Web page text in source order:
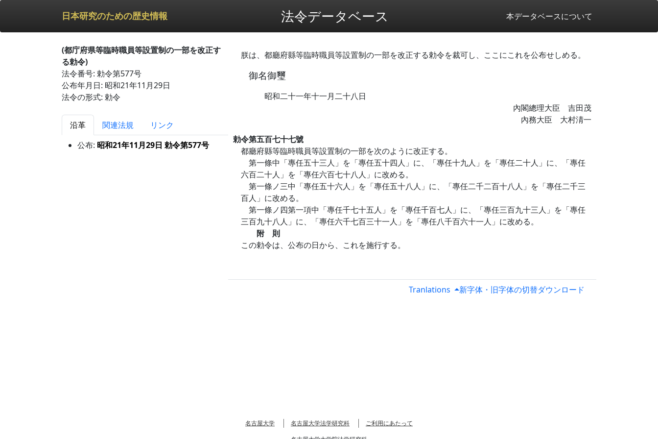
日本研究のための歴史情報 法令データベース 本データベースについて
(都庁府県等臨時職員等設置制の一部を改正す
る勅令)
法令番号: 勅令第577号
公布年月日: 昭和21年11月29日
法令の形式: 勅令
沿革 関連法規
リンク
公布: 昭和21年11月29日 勅令第577号
朕は、都廳府縣等臨時職員等設置制の一部を改正する勅令を裁可し、ここにこれを公布せしめる。
御名御璽
昭和二十一年十一月二十八日
內閣總理大臣 吉田茂
內務大臣 大村淸一
勅令第五百七十七號
都廳府縣等臨時職員等設置制の一部を次のように改正する。
第一條中「專任五十三人」を「專任五十四人」に、「專任十九人」を「專任二十人」に、「專任
六百二十人」を「專任六百七十八人」に改める。
第一條ノ三中「專任五十六人」を「專任五十八人」に、「專任二千二百十八人」を「專任二千三
百人」に改める。
第一條ノ四第一項中「專任千七十五人」を「專任千百七人」に、「專任三百九十三人」を「專任
三百九十八人」に、「專任六千七百三十一人」を「專任八千百六十一人」に改める。
附 則
この勅令は、公布の日から、これを施行する。
Tranlations 新字体・旧字体の切替ダウンロード
名古屋大学 名古屋大学法学研究科
ご利用にあたって